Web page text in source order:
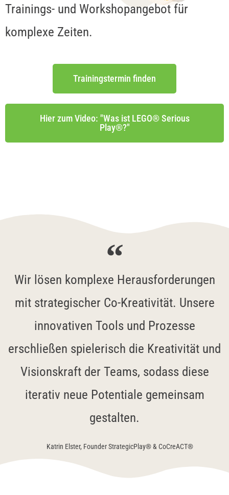
Trainings- und Workshopangebot für
komplexe Zeiten.​
Trainingstermin finden
Hier zum Video: "Was ist LEGO® Serious
Play®?"
Wir lösen komplexe Herausforderungen
mit strategischer Co-Kreativität. Unsere
innovativen Tools und Prozesse
erschließen spielerisch die Kreativität und
Visionskraft der Teams, sodass diese
iterativ neue Potentiale gemeinsam
gestalten.
Katrin Elster, Founder StrategicPlay® & CoCreACT®